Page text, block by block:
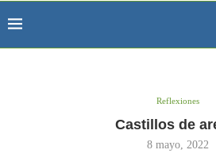
Reflexiones
Castillos de
8 mayo, 2022